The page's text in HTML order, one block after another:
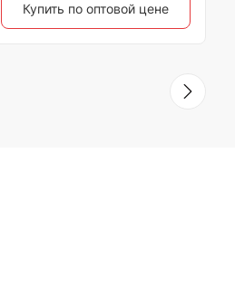
Купить по оптовой цене